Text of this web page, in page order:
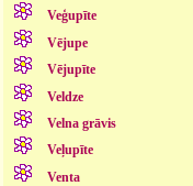
Veģupīte
Vējupe
Vējupīte
Veldze
Velna grāvis
Veļupīte
Venta